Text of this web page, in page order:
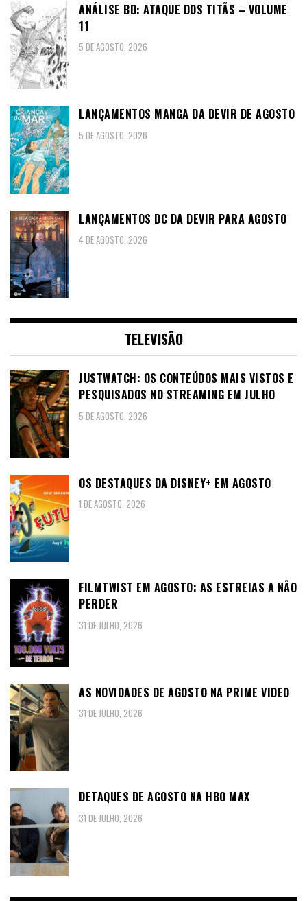
ANÁLISE BD: ATAQUE DOS TITÃS – VOLUME
11
5 DE AGOSTO, 2026
LANÇAMENTOS MANGA DA DEVIR DE AGOSTO
5 DE AGOSTO, 2026
LANÇAMENTOS DC DA DEVIR PARA AGOSTO
4 DE AGOSTO, 2026
TELEVISÃO
JUSTWATCH: OS CONTEÚDOS MAIS VISTOS E
PESQUISADOS NO STREAMING EM JULHO
5 DE AGOSTO, 2026
OS DESTAQUES DA DISNEY+ EM AGOSTO
1 DE AGOSTO, 2026
FILMTWIST EM AGOSTO: AS ESTREIAS A NÃO
PERDER
31 DE JULHO, 2026
AS NOVIDADES DE AGOSTO NA PRIME VIDEO
31 DE JULHO, 2026
DETAQUES DE AGOSTO NA HBO MAX
31 DE JULHO, 2026